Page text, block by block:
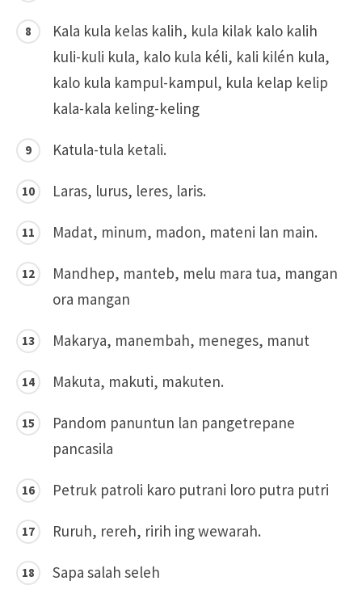
Kala kula kelas kalih, kula kilak kalo kalih
kuli-kuli kula, kalo kula kéli, kali kilén kula,
kalo kula kampul-kampul, kula kelap kelip
kala-kala keling-keling
Katula-tula ketali.
Laras, lurus, leres, laris.
Madat, minum, madon, mateni lan main.
Mandhep, manteb, melu mara tua, mangan
ora mangan
Makarya, manembah, meneges, manut
Makuta, makuti, makuten.
Pandom panuntun lan pangetrepane
pancasila
Petruk patroli karo putrani loro putra putri
Ruruh, rereh, ririh ing wewarah.
Sapa salah seleh